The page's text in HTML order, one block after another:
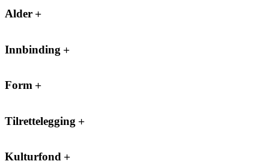
Alder
Innbinding
Form
Tilrettelegging
Kulturfond